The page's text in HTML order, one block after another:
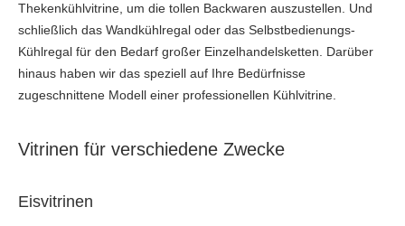
Thekenkühlvitrine, um die tollen Backwaren auszustellen. Und
schließlich das Wandkühlregal oder das Selbstbedienungs-
Kühlregal für den Bedarf großer Einzelhandelsketten. Darüber
hinaus haben wir das speziell auf Ihre Bedürfnisse
zugeschnittene Modell einer professionellen Kühlvitrine.
Vitrinen für verschiedene Zwecke
Eisvitrinen